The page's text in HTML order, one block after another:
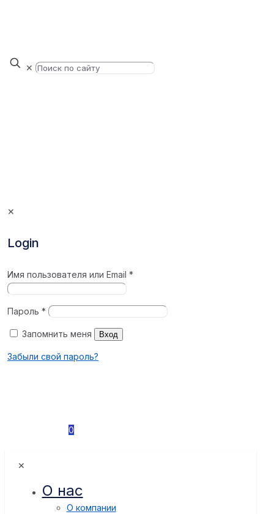
✕
✕
Login
Имя пользователя или Email*
Пароль*
Запомнить меня Вход
Забыли свой пароль?
0
✕
О нас
О компании